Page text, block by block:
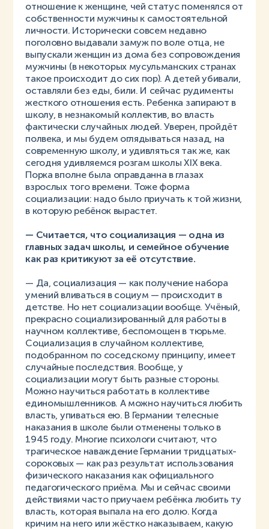
отношение к женщине, чей статус поменялся от
собственности мужчины к самостоятельной
личности. Исторически совсем недавно
поголовно выдавали замуж по воле отца, не
выпускали женщин из дома без сопровождения
мужчины (в некоторых мусульманских странах
такое происходит до сих пор). А детей убивали,
оставляли без еды, били. И сейчас рудименты
жесткого отношения есть. Ребенка запирают в
школу, в незнакомый коллектив, во власть
фактически случайных людей. Уверен, пройдёт
полвека, и мы будем оглядываться назад, на
современную школу, и удивляться так же, как
сегодня удивляемся розгам школы XIX века.
Порка вполне была оправданна в глазах
взрослых того времени. Тоже форма
социализации: надо было приучать к той жизни,
в которую ребёнок вырастет.
— Считается, что социализация — одна из
главных задач школы, и семейное обучение
как раз критикуют за её отсутствие.
— Да, социализация — как получение набора
умений вливаться в социум — происходит в
детстве. Но нет социализации вообще. Учёный,
прекрасно социализированный для работы в
научном коллективе, беспомощен в тюрьме.
Социализация в случайном коллективе,
подобранном по соседскому принципу, имеет
случайные последствия. Вообще, у
социализации могут быть разные стороны.
Можно научиться работать в коллективе
единомышленников. А можно научиться любить
власть, упиваться ею. В Германии телесные
наказания в школе были отменены только в
1945 году. Многие психологи считают, что
трагическое наваждение Германии тридцатых-
сороковых — как раз результат использования
физического наказания как официального
педагогического приёма. Мы и сейчас своими
действиями часто приучаем ребёнка любить ту
власть, которая выпала на его долю. Когда
кричим на него или жёстко наказываем, какую